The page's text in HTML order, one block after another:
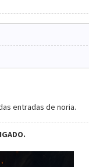
entradas de noria.